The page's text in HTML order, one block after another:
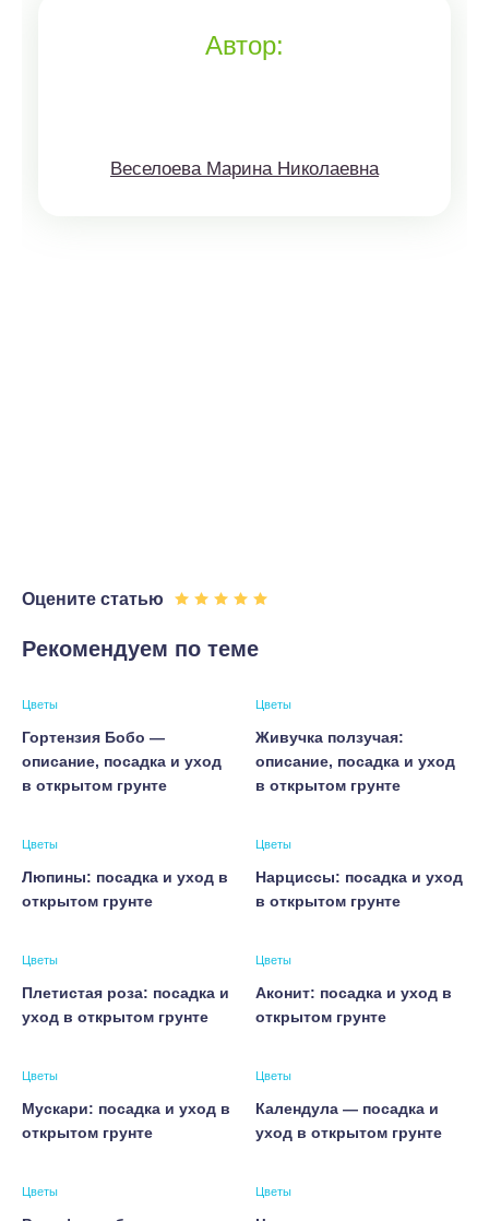
Автор:
Веселоева Марина Николаевна
Оцените статью
Рекомендуем по теме
Цветы
Гортензия Бобо —
описание, посадка и уход
в открытом грунте
Цветы
Живучка ползучая:
описание, посадка и уход
в открытом грунте
Цветы
Люпины: посадка и уход в
открытом грунте
Цветы
Нарциссы: посадка и уход
в открытом грунте
Цветы
Плетистая роза: посадка и
уход в открытом грунте
Цветы
Аконит: посадка и уход в
открытом грунте
Цветы
Мускари: посадка и уход в
открытом грунте
Цветы
Календула — посадка и
уход в открытом грунте
Цветы Цветы